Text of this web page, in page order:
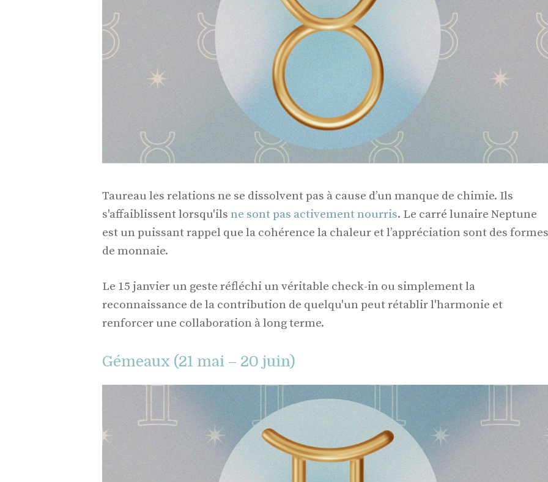
Taureau les relations ne se dissolvent pas à cause d’un manque de chimie. Ils
s'affaiblissent lorsqu'ils ne sont pas activement nourris. Le carré lunaire Neptune
est un puissant rappel que la cohérence la chaleur et l’appréciation sont des formes
de monnaie.
Le 15 janvier un geste réfléchi un véritable check-in ou simplement la
reconnaissance de la contribution de quelqu'un peut rétablir l'harmonie et
renforcer une collaboration à long terme.
Gémeaux (21 mai – 20 juin)